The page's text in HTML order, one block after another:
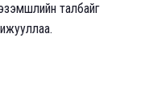
талбайг